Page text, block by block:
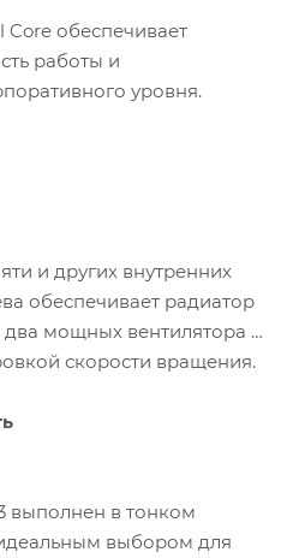
обеспечивает
работы и
уровня.
и других внутренних
обеспечивает радиатор
мощных вентилятора с
скорости вращения.
выполнен в тонком
выбором для